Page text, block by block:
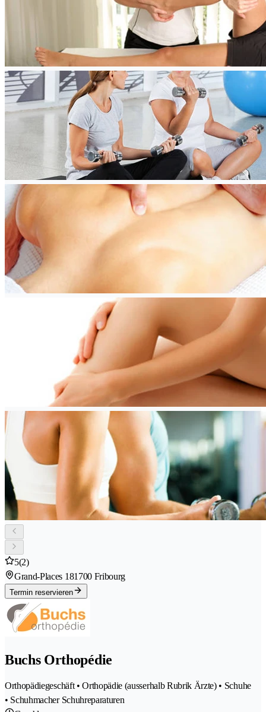
5(2)
Grand-Places 181700 Fribourg
Termin reservieren
Buchs Orthopédie
Orthopädiegeschäft • Orthopädie (ausserhalb Rubrik Ärzte) • Schuhe
• Schuhmacher Schuhreparaturen